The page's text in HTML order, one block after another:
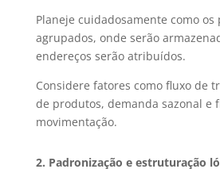
Planeje cuidadosamente como
agrupados, onde serão
endereços serão atribuídos.
Considere fatores como fluxo de
de produtos, demanda sazonal e
movimentação.
2. Padronização e estruturação